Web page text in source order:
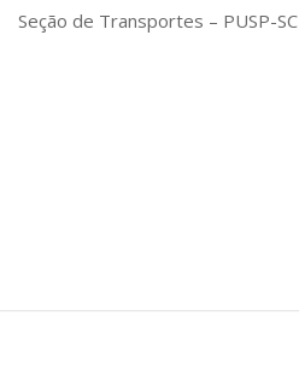
Biblioteca
Seção de Transportes – PUSP-SC